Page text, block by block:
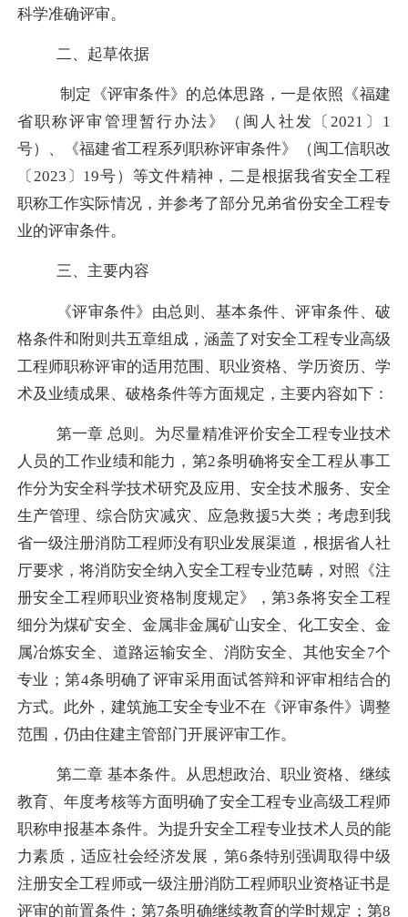
科学准确评审。
二、起草依据
制定《评审条件》的总体思路，一是依照《福建
省职称评审管理暂行办法》（闽人社发〔 2021 〕 1
号）、《福建省工程系列职称评审条件》（闽工信职改
〔 2023 〕 19号）等文件精神，二是根据我省安全工程
职称工作实际情况，并参考了部分兄弟省份安全工程专
业的评审条件。
三、主要内容
《评审条件》由总则、基本条件、评审条件、破
格条件和附则共五章组成，涵盖了对安全工程专业高级
工程师职称评审的适用范围、职业资格、学历资历、学
术及业绩成果、破格条件等方面规定，主要内容如下：
第一章 总则。为尽量精准评价安全工程专业技术
人员的工作业绩和能力，第2条明确将安全工程从事工
作分为安全科学技术研究及应用、安全技术服务、安全
生产管理、综合防灾减灾、应急救援5大类；考虑到我
省一级注册消防工程师没有职业发展渠道，根据省人社
厅要求，将消防安全纳入安全工程专业范畴，对照《注
册安全工程师职业资格制度规定》，第3条将安全工程
细分为煤矿安全、金属非金属矿山安全、化工安全、金
属冶炼安全、道路运输安全、消防安全、其他安全7个
专业；第4条明确了评审采用面试答辩和评审相结合的
方式。此外，建筑施工安全专业不在《评审条件》调整
范围，仍由住建主管部门开展评审工作。
第二章 基本条件。从思想政治、职业资格、继续
教育、年度考核等方面明确了安全工程专业高级工程师
职称申报基本条件。为提升安全工程专业技术人员的能
力素质，适应社会经济发展，第6条特别强调取得中级
注册安全工程师或一级注册消防工程师职业资格证书是
评审的前置条件 ；第7条明确继续教育的学时规定 ；第8